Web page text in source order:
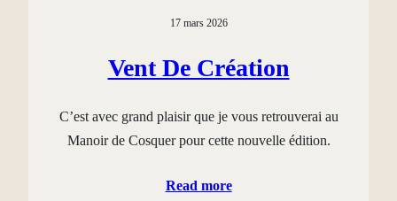
17 mars 2026
Vent De Création
C’est avec grand plaisir que je vous retrouverai au
Manoir de Cosquer pour cette nouvelle édition.
Read more